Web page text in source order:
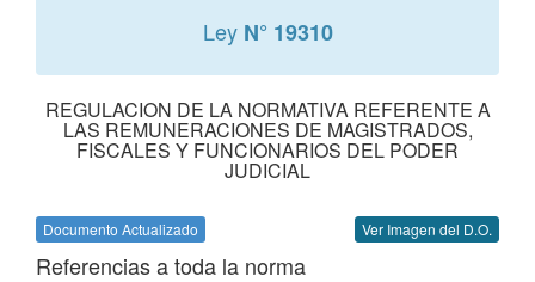
Ley N° 19310
REGULACION DE LA NORMATIVA REFERENTE A
LAS REMUNERACIONES DE MAGISTRADOS,
FISCALES Y FUNCIONARIOS DEL PODER
JUDICIAL
Documento Actualizado Ver Imagen del D.O.
Referencias a toda la norma